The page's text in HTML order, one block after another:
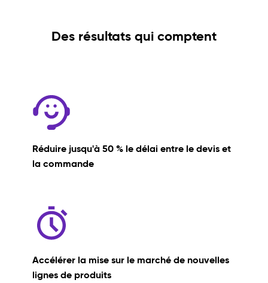
Des résultats qui comptent
Réduire jusqu'à 50 % le délai entre le devis et
la commande
Accélérer la mise sur le marché de nouvelles
lignes de produits